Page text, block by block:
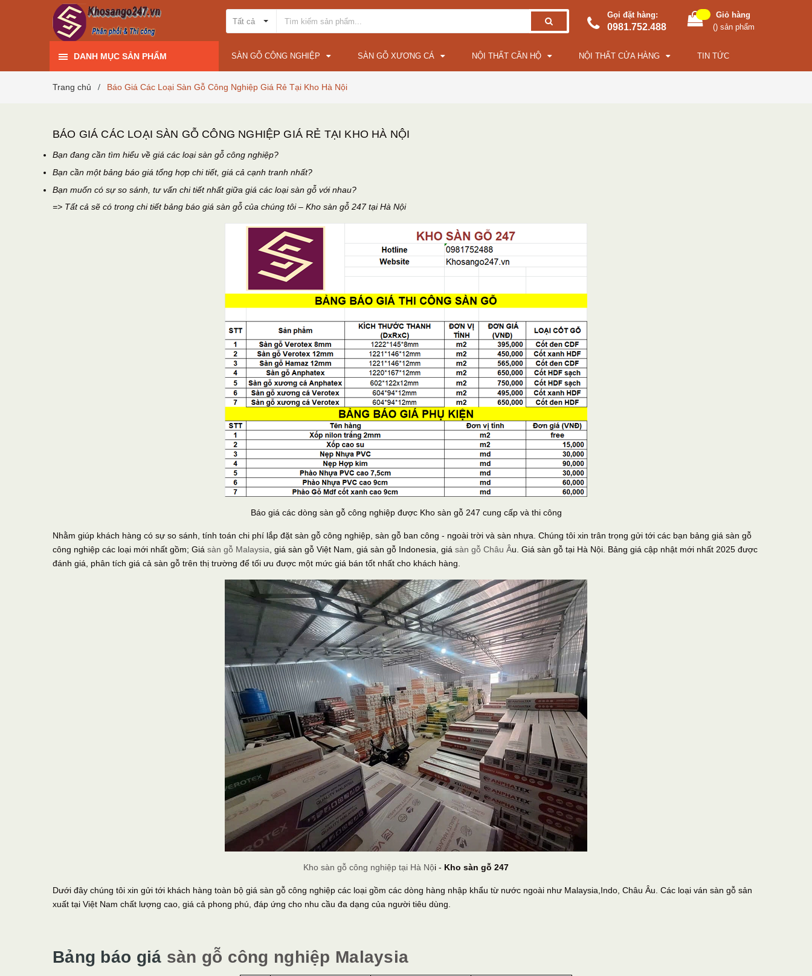
Tất cả
Gọi đặt hàng:
0981.752.488
Giỏ hàng
() sản phẩm
DANH MỤC SẢN PHẨM SÀN GỖ CÔNG NGHIỆP SÀN GỖ XƯƠNG CÁ NỘI THẤT CĂN HỘ NỘI THẤT CỬA HÀNG TIN TỨC
Trang chủ / Báo Giá Các Loại Sàn Gỗ Công Nghiệp Giá Rẻ Tại Kho Hà Nội
BÁO GIÁ CÁC LOẠI SÀN GỖ CÔNG NGHIỆP GIÁ RẺ TẠI KHO HÀ NỘI
Bạn đang cần tìm hiểu về giá các loại sàn gỗ công nghiệp?
Bạn cần một bảng báo giá tổng hợp chi tiết, giá cả cạnh tranh nhất?
Bạn muốn có sự so sánh, tư vấn chi tiết nhất giữa giá các loại sàn gỗ với nhau?
=> Tất cả sẽ có trong chi tiết bảng báo giá sàn gỗ của chúng tôi – Kho sàn gỗ 247 tại Hà Nội
Báo giá các dòng sàn gỗ công nghiệp được Kho sàn gỗ 247 cung cấp và thi công
Nhằm giúp khách hàng có sự so sánh, tính toán chi phí lắp đặt sàn gỗ công nghiệp, sàn gỗ ban công - ngoài trời và sàn nhựa. Chúng tôi xin trân trọng gửi tới các bạn bảng giá sàn gỗ
công nghiệp các loại mới nhất gồm; Giá sàn gỗ Malaysia, giá sàn gỗ Việt Nam, giá sàn gỗ Indonesia, giá sàn gỗ Châu Âu. Giá sàn gỗ tại Hà Nội. Bảng giá cập nhật mới nhất 2025 được
đánh giá, phân tích giá cả sàn gỗ trên thị trường để tối ưu được một mức giá bán tốt nhất cho khách hàng.
Kho sàn gỗ công nghiệp tại Hà Nội - Kho sàn gỗ 247
Dưới đây chúng tôi xin gửi tới khách hàng toàn bộ giá sàn gỗ công nghiệp các loại gồm các dòng hàng nhập khẩu từ nước ngoài như Malaysia,Indo, Châu Âu. Các loại ván sàn gỗ sản
xuất tại Việt Nam chất lượng cao, giá cả phong phú, đáp ứng cho nhu cầu đa dạng của người tiêu dùng.
Bảng báo giá sàn gỗ công nghiệp Malaysia